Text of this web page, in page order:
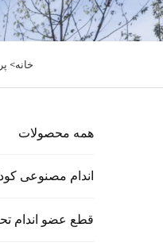
خانه>
همه محصولات
اندام مصنوعی
قطع عضو اندام